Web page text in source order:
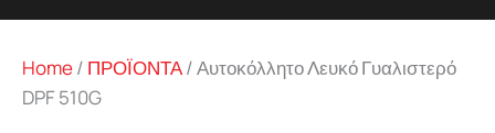
Home/ ΠΡΟΪΟΝΤΑ/Αυτοκόλλητο Λευκό Γυαλιστερό
DPF 510G